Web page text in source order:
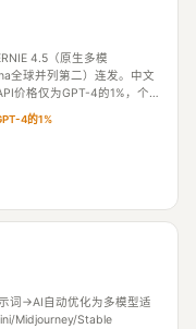
4.5（原生多模
全球并列第二）连发。中文
价格仅为GPT-4的1%，个
4的1%
词→AI自动优化为多模型适
Midjourney/Stable